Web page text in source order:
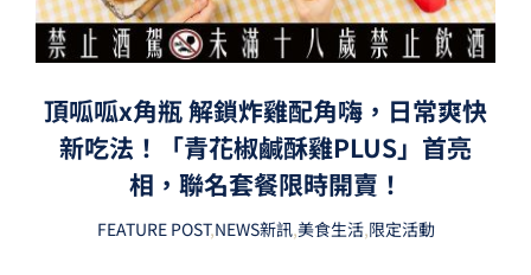
頂呱呱x角瓶 解鎖炸雞配角嗨，日常爽快
新吃法！「青花椒鹹酥雞PLUS」首亮
相，聯名套餐限時開賣！
FEATURE POST,NEWS新訊,美食生活,限定活動